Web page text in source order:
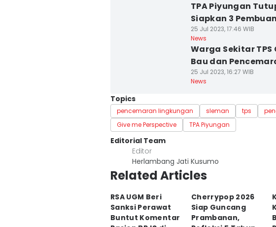
TPA Piyungan
Siapkan 3
25 Jul 2023, 17:46 WIB
News
Warga Sekitar
Bau dan
25 Jul 2023, 16:27 WIB
News
Topics
pencemaran lingkungan sleman tps
Give me Perspective
TPA Piyungan
Editorial Team
Editor
Herlambang Jati Kusumo
Related Articles
RSA UGM Beri
Sanksi Perawat
Buntut Komentar
Cherrypop 2026
Siap Guncang
Prambanan,